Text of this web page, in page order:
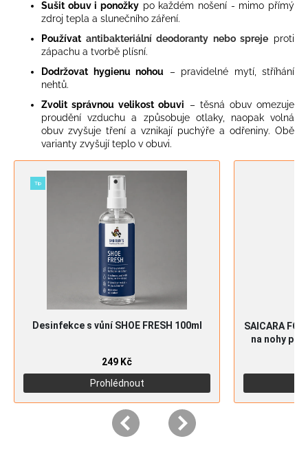
Sušit obuv i ponožky po každém nošení - mimo přímý
zdroj tepla a slunečního záření.
Používat antibakteriální deodoranty nebo spreje proti
zápachu a tvorbě plísní.
Dodržovat hygienu nohou – pravidelné mytí, stříhání
nehtů.
Zvolit správnou velikost obuvi – těsná obuv omezuje
proudění vzduchu a způsobuje otlaky, naopak volná
obuv zvyšuje tření a vznikají puchýře a odřeniny. Obě
varianty zvyšují teplo v obuvi.